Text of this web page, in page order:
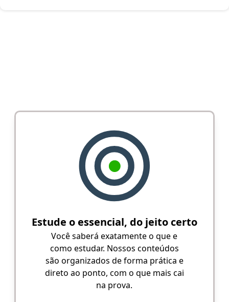
Estude o essencial, do jeito certo
Você saberá exatamente o que e
como estudar. Nossos conteúdos
são organizados de forma prática e
direto ao ponto, com o que mais cai
na prova.